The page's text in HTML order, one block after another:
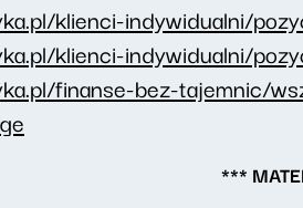
klienci-indywidualni/
klienci-indywidualni/
finanse-bez-tajemnic/
***